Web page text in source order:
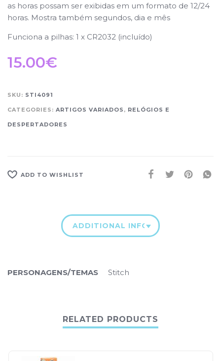
as horas possam ser exibidas em um formato de 12/24
horas. Mostra também segundos, dia e mês
Funciona a pilhas: 1 x CR2032 (incluído)
15.00€
SKU: STI4091
CATEGORIES: ARTIGOS VARIADOS , RELÓGIOS E
DESPERTADORES
ADD TO WISHLIST
ADDITIONAL INFORMATION
PERSONAGENS/TEMAS Stitch
RELATED PRODUCTS